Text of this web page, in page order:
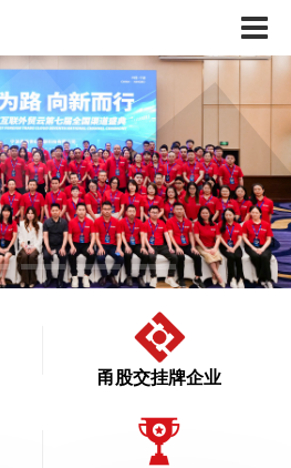
甬股交挂牌企业